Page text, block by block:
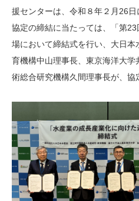
援センターは、令和８年２月26日
協定の締結に当たっては、「第
場において締結式を行い、大日
育機構中山理事長、東京海洋大
術総合研究機構久間理事長が、協